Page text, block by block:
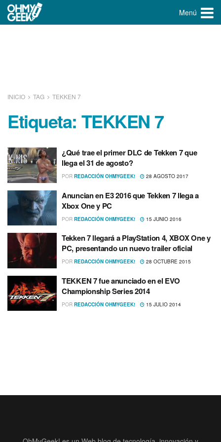
Menú
INICIO TAG TEKKEN 7
Etiqueta: TEKKEN 7
¿Qué trae el primer DLC de Tekken 7 que
llega el 31 de agosto?
POR REDACCIÓN OHMYGEEK! 28 AGOSTO 2017
Anuncian en E3 2016 que Tekken 7 llega a
Xbox One y PC
POR REDACCIÓN OHMYGEEK! 15 JUNIO 2016
Tekken 7 llegará a PlayStation 4, XBOX One y
PC, presentando un nuevo trailer oficial
POR REDACCIÓN OHMYGEEK! 28 OCTUBRE 2015
TEKKEN 7 fue anunciado en el EVO
Championship Series 2014
POR REDACCIÓN OHMYGEEK! 15 JULIO 2014